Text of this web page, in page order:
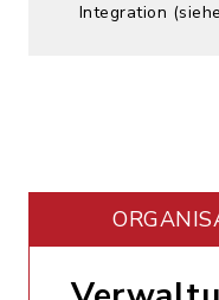
Integration (siehe